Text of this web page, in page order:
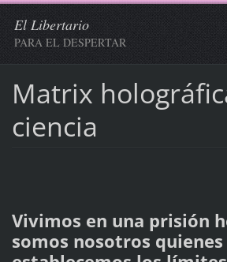
El Libertario
PARA EL DESPERTAR
Matrix
ciencia
Vivimos en una prisión
somos nosotros quienes